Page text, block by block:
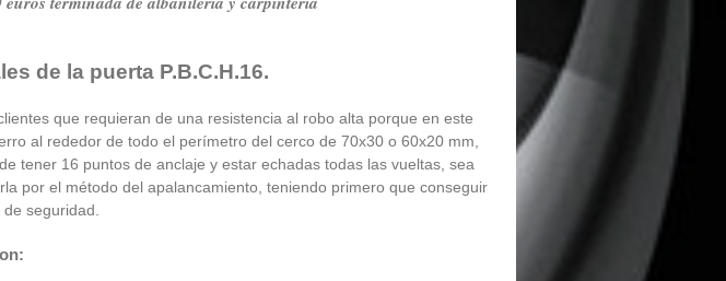
de la puerta P.B.C.H.16.
que requieran de una resistencia al robo alta porque en este
al rededor de todo el perímetro del cerco de 70x30 o 60x20 mm,
tener 16 puntos de anclaje y estar echadas todas las vueltas, sea
por el método del apalancamiento, teniendo primero que conseguir
seguridad.